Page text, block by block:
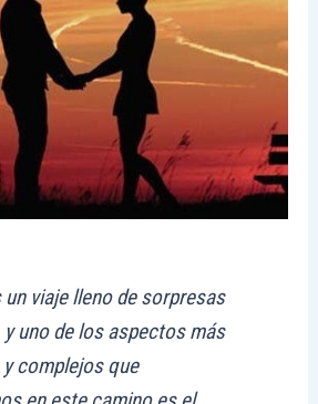
un viaje lleno de sorpresas
uno de los aspectos más
complejos que